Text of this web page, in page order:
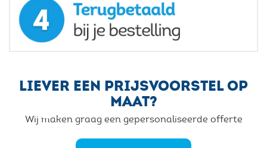
LIEVER EEN PRIJSVOORSTEL OP
MAAT?
Wij maken graag een gepersonaliseerde offerte